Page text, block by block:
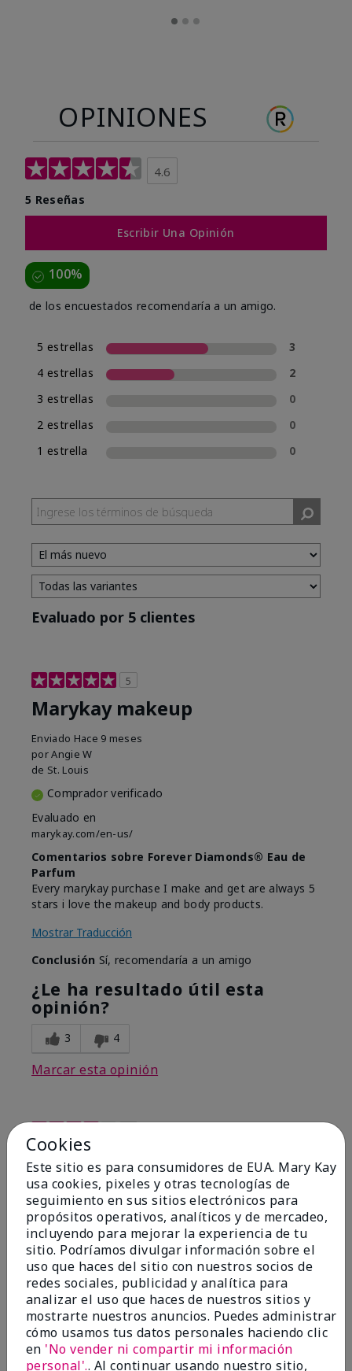
OPINIONES
4.6
5 Reseñas
Escribir Una Opinión
100%
de los encuestados recomendaría a un amigo.
5 estrellas
3
4 estrellas
2
3 estrellas
0
2 estrellas
0
1 estrella
0
Evaluado por 5 clientes
5
Marykay makeup
Enviado Hace 9 meses
porAngie W
de St. Louis
Comprador verificado
Evaluado en
marykay.com/en-us/
Comentarios sobre Forever Diamonds® Eau de
Parfum
Every marykay purchase I make and get are always 5
stars i love the makeup and body products.
Mostrar Traducción
Conclusión Sí, recomendaría a un amigo
¿Le ha resultado útil esta
opinión?
3 4
Marcar esta opinión
Perfume
EnviadoHace 9 meses
porHeather Powell
deStory City
Comprador verificado
Evaluado en
marykay.com/en-us/
Comentarios sobre Forever Diamonds® Eau de
Parfum
Bought the diamonds fragrance and it's lovely want
to try the other fragrances just wish I could smell
Cookies
Este sitio es para consumidores de EUA. Mary Kay
usa cookies, pixeles y otras tecnologías de
seguimiento en sus sitios electrónicos para
propósitos operativos, analíticos y de mercadeo,
incluyendo para mejorar la experiencia de tu
sitio. Podríamos divulgar información sobre el
uso que haces del sitio con nuestros socios de
redes sociales, publicidad y analítica para
analizar el uso que haces de nuestros sitios y
mostrarte nuestros anuncios. Puedes administrar
cómo usamos tus datos personales haciendo clic
en 'No vender ni compartir mi información
personal'.. Al continuar usando nuestro sitio,